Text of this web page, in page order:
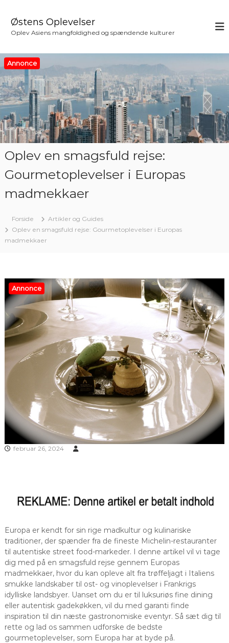
t
i
l
i
d
h
o
Østens Oplevelser
Oplev Asiens mangfoldighed og spændende kulturer
Annonce
Oplev en smagsfuld rejse:
Gourmetoplevelser i Europas
madmekkaer
Forside
Artikler og Guides
Oplev en smagsfuld rejse: Gourmetoplevelser i Europas
madmekkaer
Annonce
februar 26, 2024
Europa er kendt for sin rige madkultur og kulinariske
traditioner, der spænder fra de fineste Michelin-restauranter
til autentiske street food-markeder. I denne artikel vil vi tage
dig med på en smagsfuld rejse gennem Europas
madmekkaer, hvor du kan opleve alt fra trøffeljagt i Italiens
smukke landskaber til ost- og vinoplevelser i Frankrigs
idylliske landsbyer. Uanset om du er til luksuriøs fine dining
eller autentisk gadekøkken, vil du med garanti finde
inspiration til din næste gastronomiske eventyr. Så sæt dig til
rette og lad os sammen udforske de bedste
gourmetoplevelser, som Europa har at byde på.